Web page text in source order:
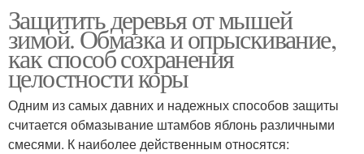
Защитить деревья от мышей
зимой. Обмазка и опрыскивание,
как способ сохранения
целостности коры
Одним из самых давних и надежных способов защиты
считается обмазывание штамбов яблонь различными
смесями. К наиболее действенным относятся: